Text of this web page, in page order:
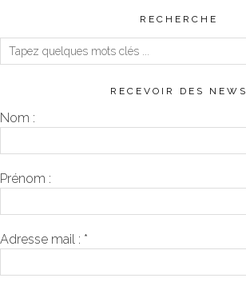
RECHERCHE
RECEVOIR DES NEWS
Nom :
Prénom :
Adresse mail : *